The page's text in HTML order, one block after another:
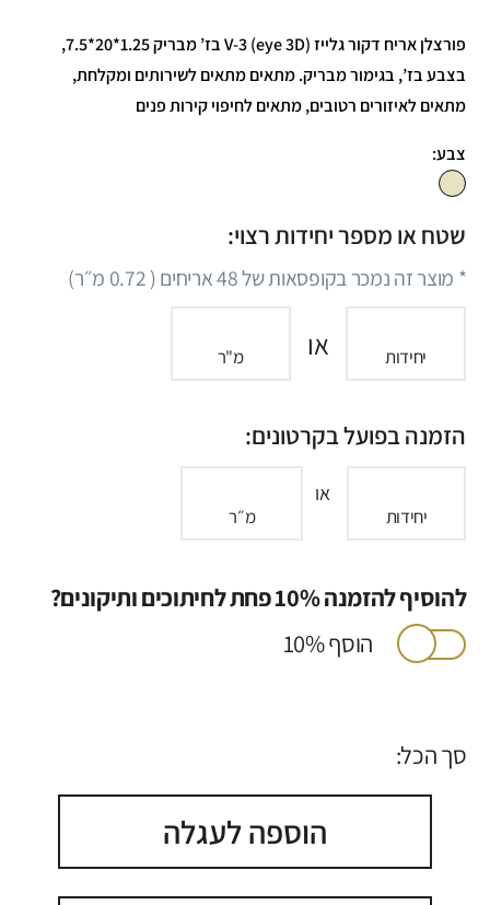
פורצלן אריח דקור גלייז (eye 3D) V-3 בז’ מבריק 1.25*20*7.5,
בצבע בז’, בגימור מבריק. מתאים מתאים לשירותים ומקלחת,
מתאים לאיזורים רטובים, מתאים לחיפוי קירות פנים
צבע:
שטח או מספר יחידות רצוי:
* מוצר זה נמכר בקופסאות של48אריחים (0.72 מ״ר)
יחידות או מ"ר
הזמנה בפועל בקרטונים:
יחידות
או
מ״ר
להוסיף להזמנה 10% פחת לחיתוכים ותיקונים?
הוסף 10%
סך הכל:
הוספה לעגלה